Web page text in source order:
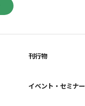
刊行物
イベント・セミナー